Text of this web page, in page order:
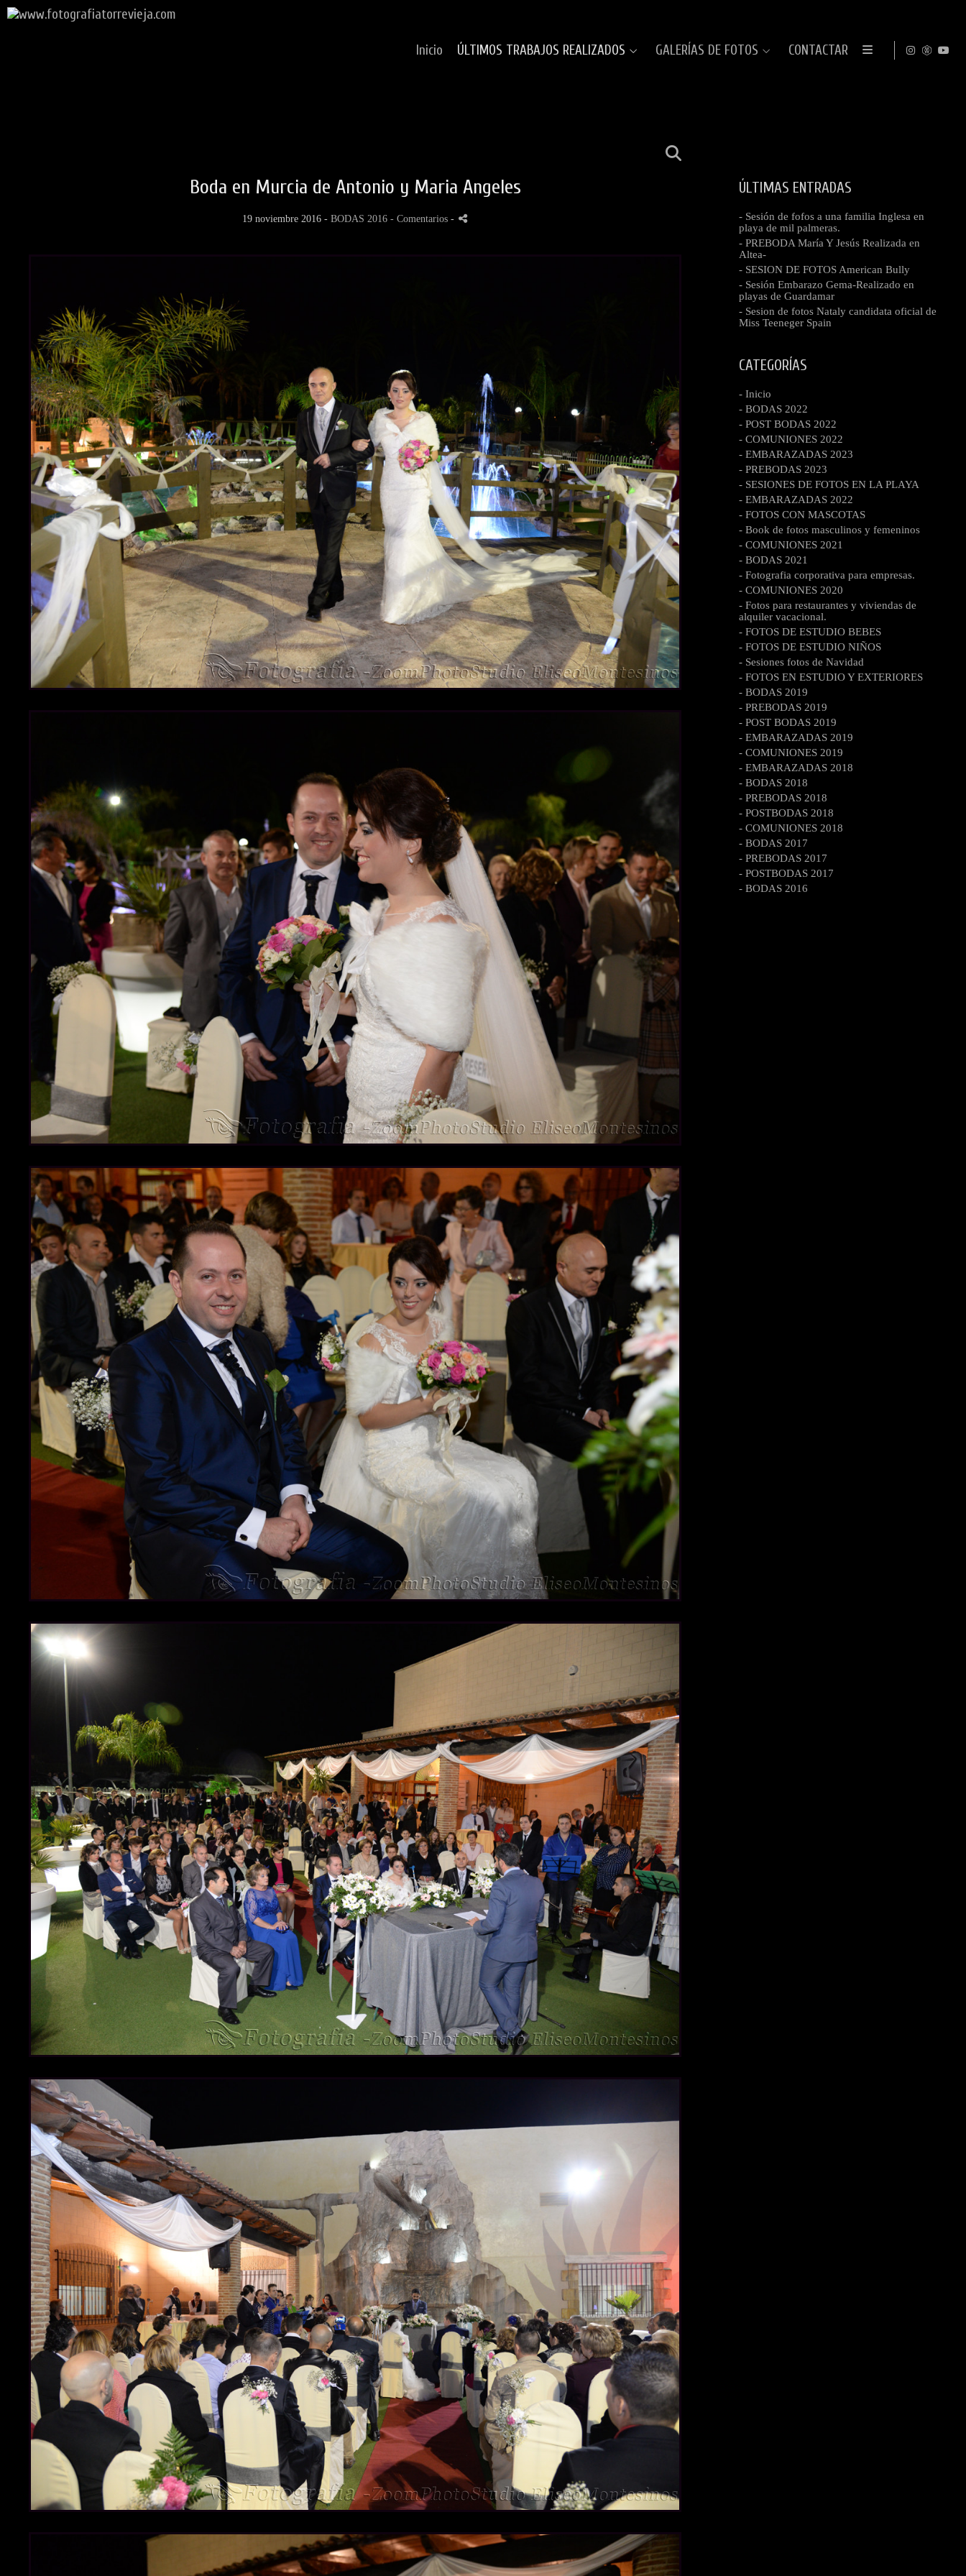
Inicio ÚLTIMOS TRABAJOS REALIZADOS GALERÍAS DE FOTOS CONTACTAR
Boda en Murcia de Antonio y Maria Angeles
19 noviembre 2016 - BODAS 2016 - Comentarios -
ÚLTIMAS ENTRADAS
- Sesión de fofos a una familia Inglesa en
playa de mil palmeras.
- PREBODA María Y Jesús Realizada en
Altea-
- SESION DE FOTOS American Bully
- Sesión Embarazo Gema-Realizado en
playas de Guardamar
- Sesion de fotos Nataly candidata oficial de
Miss Teeneger Spain
CATEGORÍAS
- Inicio
- BODAS 2022
- POST BODAS 2022
- COMUNIONES 2022
- EMBARAZADAS 2023
- PREBODAS 2023
- SESIONES DE FOTOS EN LA PLAYA
- EMBARAZADAS 2022
- FOTOS CON MASCOTAS
- Book de fotos masculinos y femeninos
- COMUNIONES 2021
- BODAS 2021
- Fotografia corporativa para empresas.
- COMUNIONES 2020
- Fotos para restaurantes y viviendas de
alquiler vacacional.
- FOTOS DE ESTUDIO BEBES
- FOTOS DE ESTUDIO NIÑOS
- Sesiones fotos de Navidad
- FOTOS EN ESTUDIO Y EXTERIORES
- BODAS 2019
- PREBODAS 2019
- POST BODAS 2019
- EMBARAZADAS 2019
- COMUNIONES 2019
- EMBARAZADAS 2018
- BODAS 2018
- PREBODAS 2018
- POSTBODAS 2018
- COMUNIONES 2018
- BODAS 2017
- PREBODAS 2017
- POSTBODAS 2017
- BODAS 2016